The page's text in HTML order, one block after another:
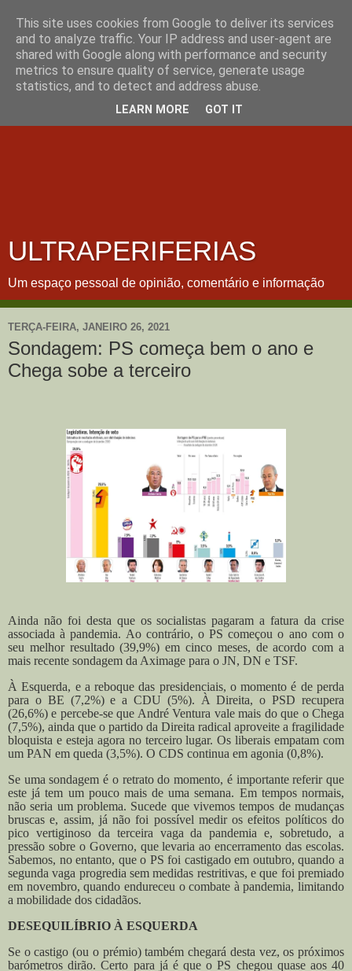
ULTRAPERIFERIAS
Um espaço pessoal de opinião, comentário e informação
TERÇA-FEIRA, JANEIRO 26, 2021
Sondagem: PS começa bem o ano e
Chega sobe a terceiro
Ainda não foi desta que os socialistas pagaram a fatura da crise
associada à pandemia. Ao contrário, o PS começou o ano com o
seu melhor resultado (39,9%) em cinco meses, de acordo com a
mais recente sondagem da Aximage para o JN, DN e TSF.
À Esquerda, e a reboque das presidenciais, o momento é de perda
para o BE (7,2%) e a CDU (5%). À Direita, o PSD recupera
(26,6%) e percebe-se que André Ventura vale mais do que o Chega
(7,5%), ainda que o partido da Direita radical aproveite a fragilidade
bloquista e esteja agora no terceiro lugar. Os liberais empatam com
um PAN em queda (3,5%). O CDS continua em agonia (0,8%).
Se uma sondagem é o retrato do momento, é importante referir que
este já tem um pouco mais de uma semana. Em tempos normais,
não seria um problema. Sucede que vivemos tempos de mudanças
bruscas e, assim, já não foi possível medir os efeitos políticos do
pico vertiginoso da terceira vaga da pandemia e, sobretudo, a
pressão sobre o Governo, que levaria ao encerramento das escolas.
Sabemos, no entanto, que o PS foi castigado em outubro, quando a
segunda vaga progredia sem medidas restritivas, e que foi premiado
em novembro, quando endureceu o combate à pandemia, limitando
a mobilidade dos cidadãos.
DESEQUILÍBRIO À ESQUERDA
Se o castigo (ou o prémio) também chegará desta vez, os próximos
barómetros dirão. Certo para já é que o PS chegou quase aos 40
This site uses cookies from Google to deliver its services
and to analyze traffic. Your IP address and user-agent are
shared with Google along with performance and security
metrics to ensure quality of service, generate usage
statistics, and to detect and address abuse.
LEARN MORE GOT IT